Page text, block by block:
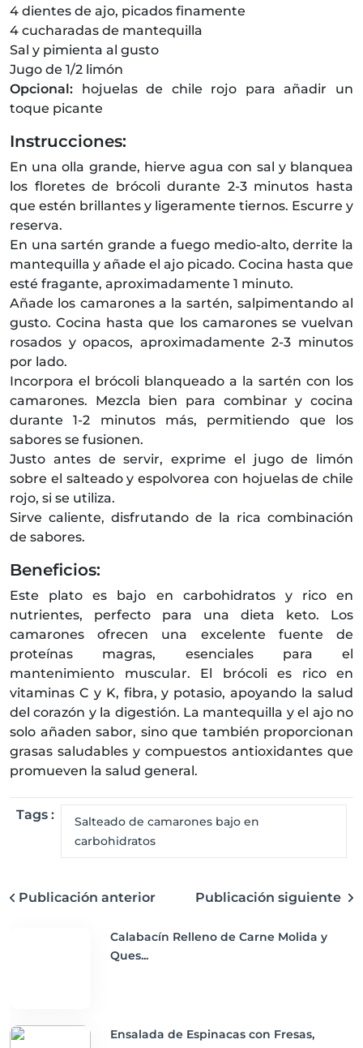
4 dientes de ajo, picados finamente
4 cucharadas de mantequilla
Sal y pimienta al gusto
Jugo de 1/2 limón
Opcional: hojuelas de chile rojo para añadir un
toque picante
Instrucciones:
En una olla grande, hierve agua con sal y blanquea
los floretes de brócoli durante 2-3 minutos hasta
que estén brillantes y ligeramente tiernos. Escurre y
reserva.
En una sartén grande a fuego medio-alto, derrite la
mantequilla y añade el ajo picado. Cocina hasta que
esté fragante, aproximadamente 1 minuto.
Añade los camarones a la sartén, salpimentando al
gusto. Cocina hasta que los camarones se vuelvan
rosados y opacos, aproximadamente 2-3 minutos
por lado.
Incorpora el brócoli blanqueado a la sartén con los
camarones. Mezcla bien para combinar y cocina
durante 1-2 minutos más, permitiendo que los
sabores se fusionen.
Justo antes de servir, exprime el jugo de limón
sobre el salteado y espolvorea con hojuelas de chile
rojo, si se utiliza.
Sirve caliente, disfrutando de la rica combinación
de sabores.
Beneficios:
Este plato es bajo en carbohidratos y rico en
nutrientes, perfecto para una dieta keto. Los
camarones ofrecen una excelente fuente de
proteínas magras, esenciales para el
mantenimiento muscular. El brócoli es rico en
vitaminas C y K, fibra, y potasio, apoyando la salud
del corazón y la digestión. La mantequilla y el ajo no
solo añaden sabor, sino que también proporcionan
grasas saludables y compuestos antioxidantes que
promueven la salud general.
Tags :
Salteado de camarones bajo en
carbohidratos
Publicación anterior Publicación siguiente
Calabacín Relleno de Carne Molida y
Ques...
Ensalada de Espinacas con Fresas,